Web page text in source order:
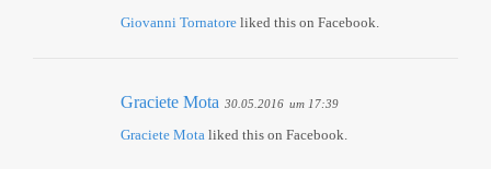
Giovanni Tornatore liked this on Facebook.
Graciete Mota 30.05.2016 um 17:39
Graciete Mota liked this on Facebook.